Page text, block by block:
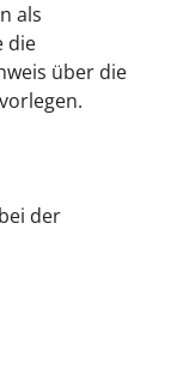
als
die
über die
der